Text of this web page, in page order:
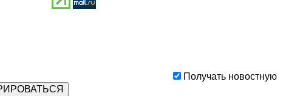
Получать новостную